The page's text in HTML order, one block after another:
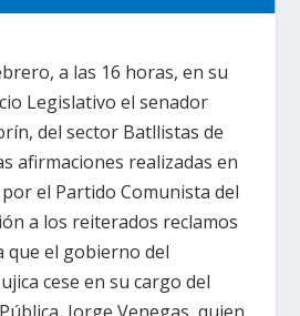
a las 16 horas, en su
Legislativo el senador
del sector Batllistas de
afirmaciones realizadas en
el Partido Comunista del
a los reiterados reclamos
que el gobierno del
cese en su cargo del
Jorge Venegas, quien